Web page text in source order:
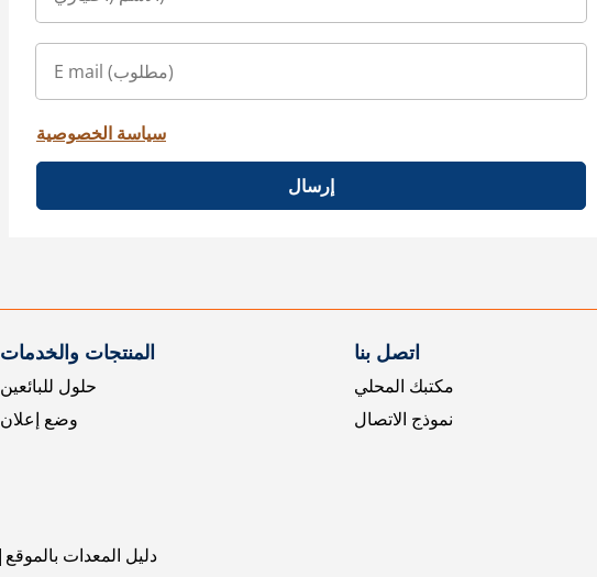
سياسة الخصوصية
إرسال
المنتجات والخدمات
حلول للبائعين
وضع إعلان
اتصل بنا
مكتبك المحلي
نموذج الاتصال
دليل المعدات بالموقع